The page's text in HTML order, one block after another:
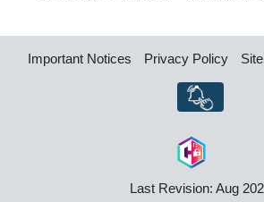
Important Notices Privacy Policy
Last Revision: Aug